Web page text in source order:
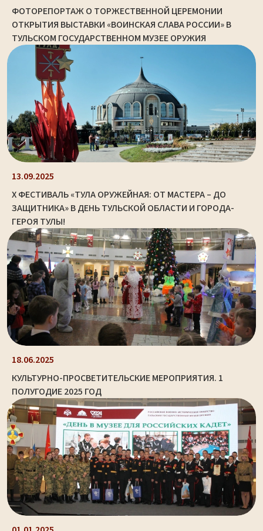
ФОТОРЕПОРТАЖ О ТОРЖЕСТВЕННОЙ ЦЕРЕМОНИИ
ОТКРЫТИЯ ВЫСТАВКИ «ВОИНСКАЯ СЛАВА РОССИИ» В
ТУЛЬСКОМ ГОСУДАРСТВЕННОМ МУЗЕЕ ОРУЖИЯ
13.09.2025
X ФЕСТИВАЛЬ «ТУЛА ОРУЖЕЙНАЯ: ОТ МАСТЕРА – ДО
ЗАЩИТНИКА» В ДЕНЬ ТУЛЬСКОЙ ОБЛАСТИ И ГОРОДА-
ГЕРОЯ ТУЛЫ!
18.06.2025
КУЛЬТУРНО-ПРОСВЕТИТЕЛЬСКИЕ МЕРОПРИЯТИЯ. 1
ПОЛУГОДИЕ 2025 ГОД